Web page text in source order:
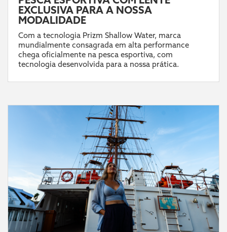
EXCLUSIVA PARA A NOSSA
MODALIDADE
Com a tecnologia Prizm Shallow Water, marca
mundialmente consagrada em alta performance
chega oficialmente na pesca esportiva, com
tecnologia desenvolvida para a nossa prática.